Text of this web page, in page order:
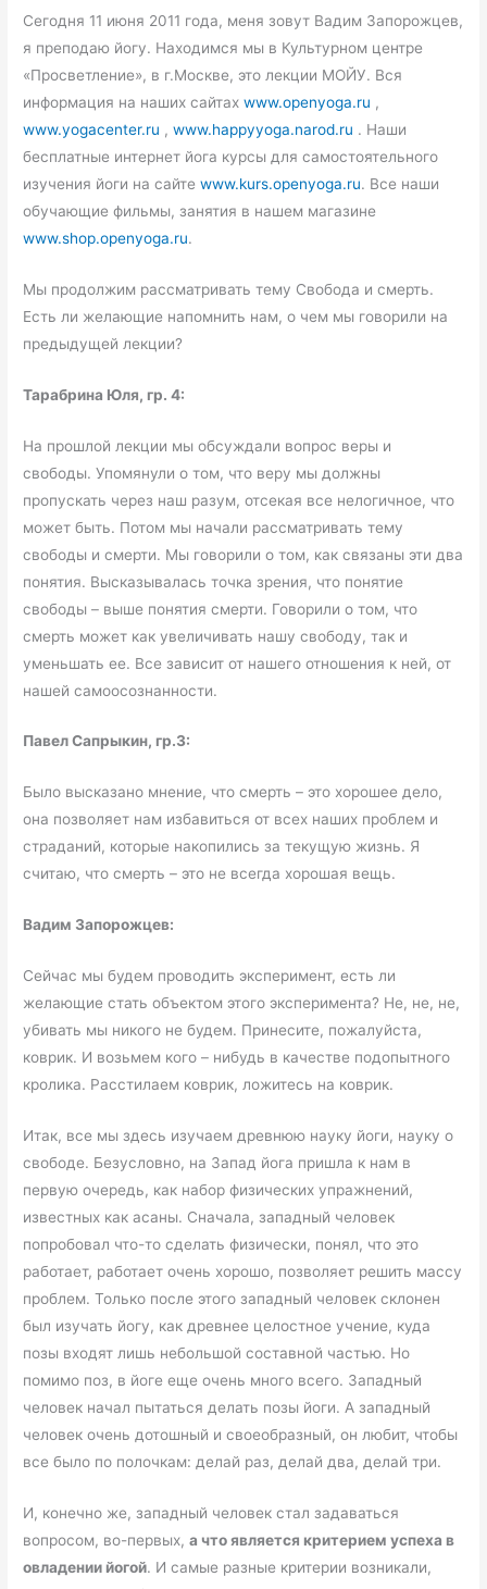
Сегодня 11 июня 2011 года, меня зовут Вадим Запорожцев,
я преподаю йогу. Находимся мы в Культурном центре
«Просветление», в г.Москве, это лекции МОЙУ. Вся
информация на наших сайтахwww.openyoga.ru ,
www.yogacenter.ru ,www.happyyoga.narod.ru . Наши
бесплатные интернет йога курсы для самостоятельного
изучения йоги на сайтеwww.kurs.openyoga.ru. Все наши
обучающие фильмы, занятия в нашем магазине
www.shop.openyoga.ru.
Мы продолжим рассматривать тему Свобода и смерть.
Есть ли желающие напомнить нам, о чем мы говорили на
предыдущей лекции?
Тарабрина Юля, гр. 4:
На прошлой лекции мы обсуждали вопрос веры и
свободы. Упомянули о том, что веру мы должны
пропускать через наш разум, отсекая все нелогичное, что
может быть. Потом мы начали рассматривать тему
свободы и смерти. Мы говорили о том, как связаны эти два
понятия. Высказывалась точка зрения, что понятие
свободы – выше понятия смерти. Говорили о том, что
смерть может как увеличивать нашу свободу, так и
уменьшать ее. Все зависит от нашего отношения к ней, от
нашей самоосознанности.
Павел Сапрыкин, гр.3:
Было высказано мнение, что смерть – это хорошее дело,
она позволяет нам избавиться от всех наших проблем и
страданий, которые накопились за текущую жизнь. Я
считаю, что смерть – это не всегда хорошая вещь.
Вадим Запорожцев:
Сейчас мы будем проводить эксперимент, есть ли
желающие стать объектом этого эксперимента? Не, не, не,
убивать мы никого не будем. Принесите, пожалуйста,
коврик. И возьмем кого – нибудь в качестве подопытного
кролика. Расстилаем коврик, ложитесь на коврик.
Итак, все мы здесь изучаем древнюю науку йоги, науку о
свободе. Безусловно, на Запад йога пришла к нам в
первую очередь, как набор физических упражнений,
известных как асаны. Сначала, западный человек
попробовал что-то сделать физически, понял, что это
работает, работает очень хорошо, позволяет решить массу
проблем. Только после этого западный человек склонен
был изучать йогу, как древнее целостное учение, куда
позы входят лишь небольшой составной частью. Но
помимо поз, в йоге еще очень много всего. Западный
человек начал пытаться делать позы йоги. А западный
человек очень дотошный и своеобразный, он любит, чтобы
все было по полочкам: делай раз, делай два, делай три.
И, конечно же, западный человек стал задаваться
вопросом, во-первых,а что является критерием успеха в
овладении йогой. И самые разные критерии возникали,